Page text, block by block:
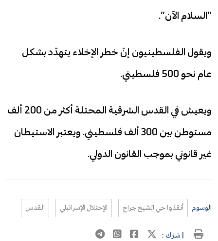
“السلام الآن”.
ويقول الفلسطينيون إنّ خطر الإخلاء يتهدّد بشكل
عام نحو 500 فلسطيني.
ويعيش في القدس الشرقية المحتلة أكثر من 200 ألف
مستوطن بين 300 ألف فلسطيني. ويعتبر الاستيطان
غير قانوني بموجب القانون الدولي.
الوسوم أنقذوا حي الشيخ جراح الإحتلال الإسرائيلي القدس
| شارك :